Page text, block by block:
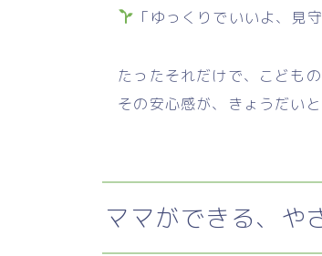
「ゆっくりでいいよ、見
たったそれだけで、こどもの
その安心感が、きょうだい
ママができる、や